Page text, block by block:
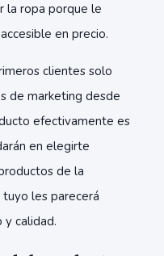
la ropa porque le
en precio.
clientes solo
de marketing desde
efectivamente es
en elegirte
de la
les parecerá
y calidad.